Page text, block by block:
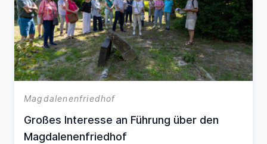
Magdalenenfriedhof
Großes Interesse an Führung über den
Magdalenenfriedhof